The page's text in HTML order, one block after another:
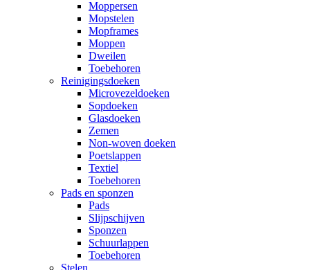
Moppersen
Mopstelen
Mopframes
Moppen
Dweilen
Toebehoren
Reinigingsdoeken
Microvezeldoeken
Sopdoeken
Glasdoeken
Zemen
Non-woven doeken
Poetslappen
Textiel
Toebehoren
Pads en sponzen
Pads
Slijpschijven
Sponzen
Schuurlappen
Toebehoren
Stelen